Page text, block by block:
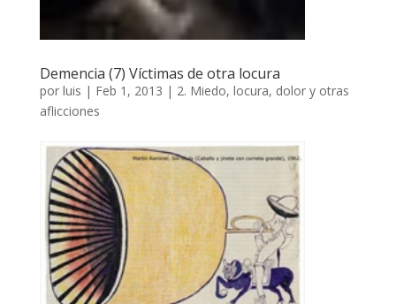
Demencia (7) Víctimas de otra locura
por luis | Feb 1, 2013 | 2. Miedo, locura, dolor y otras
aflicciones